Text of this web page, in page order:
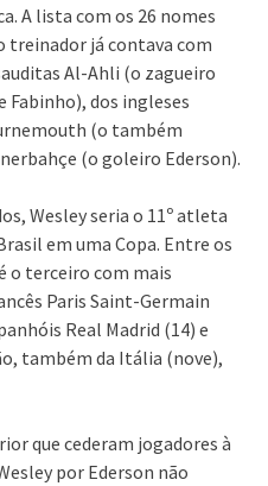
A lista com os 26 nomes
já contava com
Al-Ahli (o zagueiro
dos ingleses
(o também
(o goleiro Ederson).
Wesley seria o 11º atleta
em uma Copa. Entre os
o terceiro com mais
Paris Saint-Germain
Real Madrid (14) e
também da Itália (nove),
que cederam jogadores à
por Ederson não